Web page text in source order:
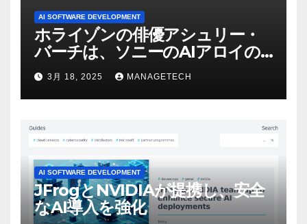
AI SOFTWARE DEVELOPMENT
ホライゾンの俳優アシュリー・
バーチは、ソニーのAIアロイの
ビデオを見て「ゲームパフォー
マンスという芸術形式に不安を
感じた」と語る – IGN
3月 18, 2025 MANAGETECH
AI SOFTWARE DEVELOPMENT
JFrogとNVIDIAが提携し、安全
なAI導入を強化